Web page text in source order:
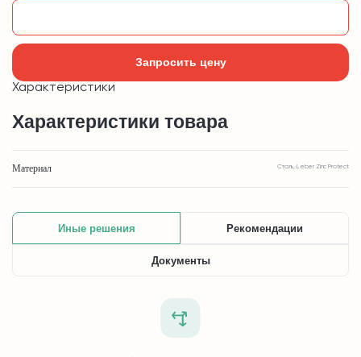
Запросить цену
Характеристики
Характеристики товара
Материал Сталь, Leber Zinc Protect
Иные решения Рекомендации
Документы